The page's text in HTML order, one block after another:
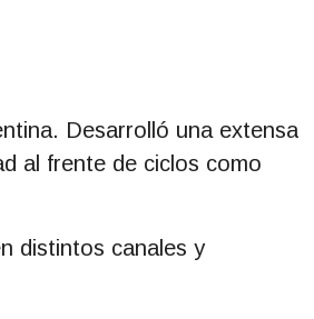
Desarrolló una extensa
al frente de ciclos como
distintos canales y